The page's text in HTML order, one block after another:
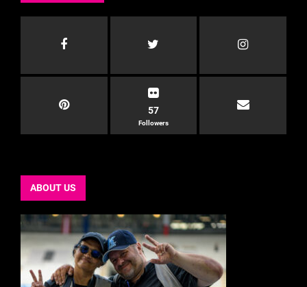
57
Followers
ABOUT US